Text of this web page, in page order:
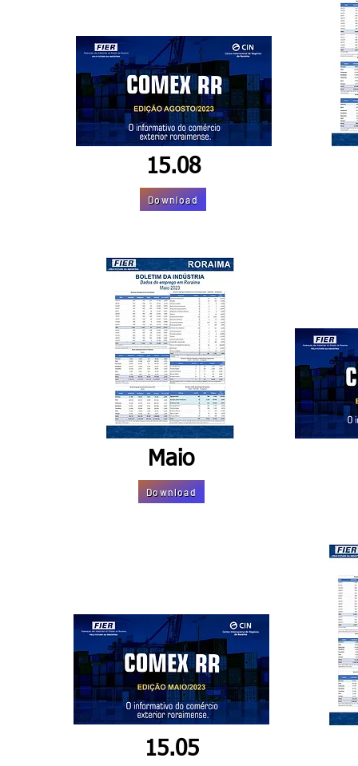
15.08
Download
Maio
Download
15.05